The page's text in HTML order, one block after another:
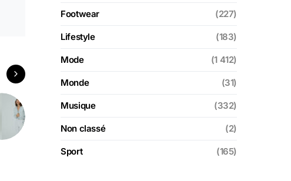
Footwear (227)
Lifestyle (183)
Mode (1 412)
Monde (31)
Musique (332)
Non classé (2)
Sport (165)